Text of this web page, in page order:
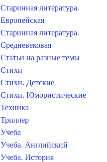
Старинная литература.
Европейская
Старинная литература.
Средневековая
Статьи на разные темы
Стихи
Стихи. Детские
Стихи. Юмористические
Техника
Триллер
Учеба
Учеба. Английский
Учеба. История